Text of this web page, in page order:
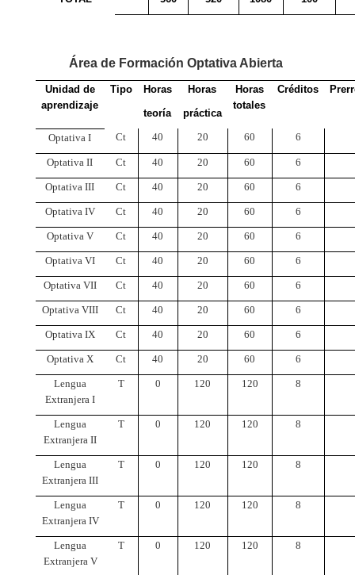
Área de Formación Optativa Abierta
Unidad de
aprendizaje
Tipo
Horas
teoría
Horas
práctica
Horas
totales
Créditos
Optativa I Ct 40 20 60 6
Optativa II Ct 40 20 60 6
Optativa III Ct 40 20 60 6
Optativa IV Ct 40 20 60 6
Optativa V Ct 40 20 60 6
Optativa VI Ct 40 20 60 6
Optativa VII Ct 40 20 60 6
Optativa VIII Ct 40 20 60 6
Optativa IX Ct 40 20 60 6
Optativa X Ct 40 20 60 6
Lengua
Extranjera I
T 0 120 120 8
Lengua
Extranjera II
T 0 120 120 8
Lengua
Extranjera III
T 0 120 120 8
Lengua
Extranjera IV
T 0 120 120 8
Lengua
Extranjera V
T 0 120 120 8